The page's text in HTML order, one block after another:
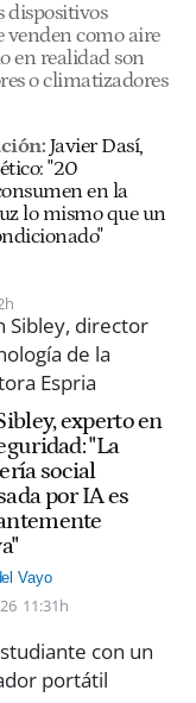
dispositivos
venden como aire
en realidad son
o climatizadores
Javier Dasí,
"20
en la
lo mismo que un
experto en
"La
social
por IA es
Vayo
11:31h